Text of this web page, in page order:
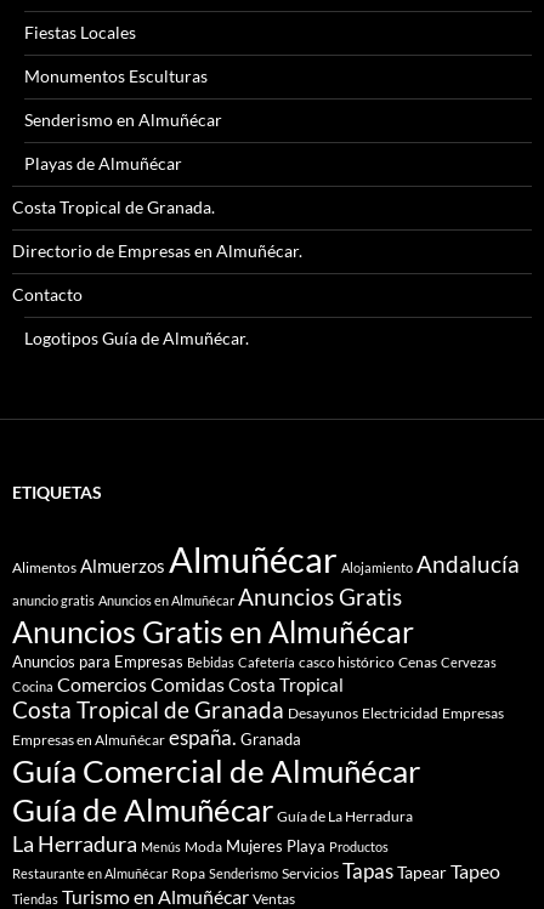
Fiestas Locales
Monumentos Esculturas
Senderismo en Almuñécar
Playas de Almuñécar
Costa Tropical de Granada.
Directorio de Empresas en Almuñécar.
Contacto
Logotipos Guía de Almuñécar.
ETIQUETAS
Alimentos Almuerzos Almuñécar Alojamiento Andalucía
anuncio gratis Anuncios en Almuñécar Anuncios Gratis
Anuncios Gratis en Almuñécar
Anuncios para Empresas Bebidas Cafetería casco histórico Cenas Cervezas
Cocina ComerciosComidasCosta Tropical
Costa Tropical de Granada Desayunos Electricidad Empresas
Empresas en Almuñécar españa. Granada
Guía Comercial de Almuñécar
Guía de Almuñécar Guía de La Herradura
La Herradura Menús Moda Mujeres Playa Productos
Restaurante en Almuñécar Ropa Senderismo Servicios TapasTapearTapeo
Tiendas Turismo en Almuñécar Ventas